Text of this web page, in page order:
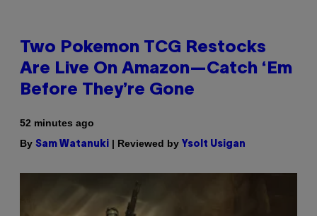
Two Pokemon TCG Restocks
Are Live On Amazon—Catch ‘Em
Before They’re Gone
52 minutes ago
By Sam Watanuki | Reviewed by Ysolt Usigan